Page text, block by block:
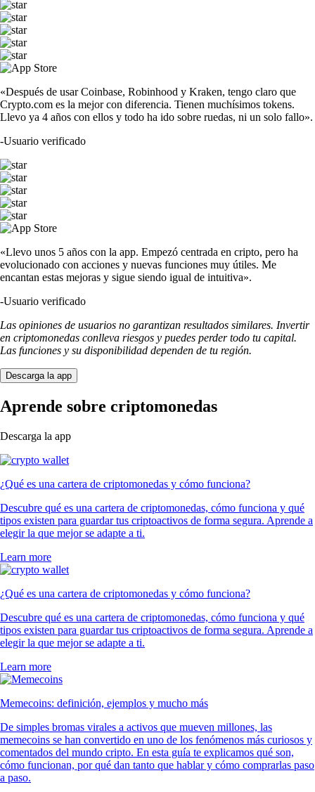
«Después de usar Coinbase, Robinhood y Kraken, tengo claro que
Crypto.com es la mejor con diferencia. Tienen muchísimos tokens.
Llevo ya 4 años con ellos y todo ha ido sobre ruedas, ni un solo fallo».
-Usuario verificado
«Llevo unos 5 años con la app. Empezó centrada en cripto, pero ha
evolucionado con acciones y nuevas funciones muy útiles. Me
encantan estas mejoras y sigue siendo igual de intuitiva».
-Usuario verificado
Las opiniones de usuarios no garantizan resultados similares. Invertir
en criptomonedas conlleva riesgos y puedes perder todo tu capital.
Las funciones y su disponibilidad dependen de tu región.
Descarga la app
Aprende sobre criptomonedas
Descarga la app
¿Qué es una cartera de criptomonedas y cómo funciona?
Descubre qué es una cartera de criptomonedas, cómo funciona y qué
tipos existen para guardar tus criptoactivos de forma segura. Aprende a
elegir la que mejor se adapte a ti.
Learn more
¿Qué es una cartera de criptomonedas y cómo funciona?
Descubre qué es una cartera de criptomonedas, cómo funciona y qué
tipos existen para guardar tus criptoactivos de forma segura. Aprende a
elegir la que mejor se adapte a ti.
Learn more
Memecoins: definición, ejemplos y mucho más
De simples bromas virales a activos que mueven millones, las
memecoins se han convertido en uno de los fenómenos más curiosos y
comentados del mundo cripto. En esta guía te explicamos qué son,
cómo funcionan, por qué dan tanto que hablar y cómo comprarlas paso
a paso.